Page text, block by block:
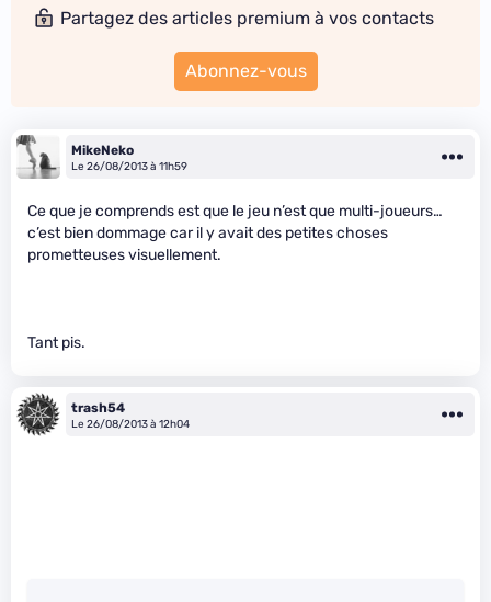
Partagez des articles premium à vos contacts
Abonnez-vous
MikeNeko
Le 26/08/2013 à 11h59
Ce que je comprends est que le jeu n’est que multi-joueurs…
c’est bien dommage car il y avait des petites choses
prometteuses visuellement.
Tant pis.
trash54
Le 26/08/2013 à 12h04